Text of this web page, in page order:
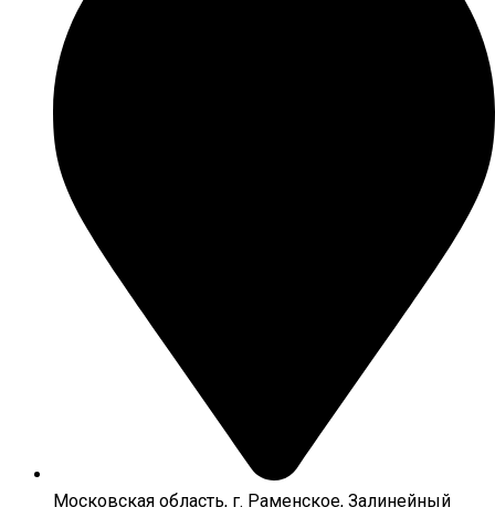
Московская область, г. Раменское, Залинейный